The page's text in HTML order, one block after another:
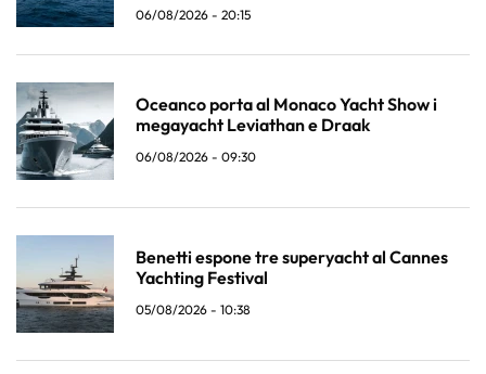
06/08/2026 - 20:15
Oceanco porta al Monaco Yacht Show i
megayacht Leviathan e Draak
06/08/2026 - 09:30
Benetti espone tre superyacht al Cannes
Yachting Festival
05/08/2026 - 10:38